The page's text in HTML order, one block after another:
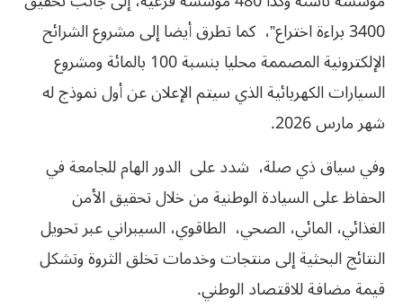
3400 براءة اختراع”، كما تطرق أيضا إلى مشروع الشرائح
الإلكترونية المصممة محليا بنسبة 100 بالمائة ومشروع
السيارات الكهربائية الذي سيتم الإعلان عن أول نموذج له
شهر مارس 2026.
وفي سياق ذي صلة، شدد على الدور الهام للجامعة في
الحفاظ على السيادة الوطنية من خلال تحقيق الأمن
الغذائي، المائي، الصحي، الطاقوي، السيبراني عبر تحويل
النتائج البحثية إلى منتجات وخدمات تخلق الثروة وتشكل
قيمة مضافة للاقتصاد الوطني.